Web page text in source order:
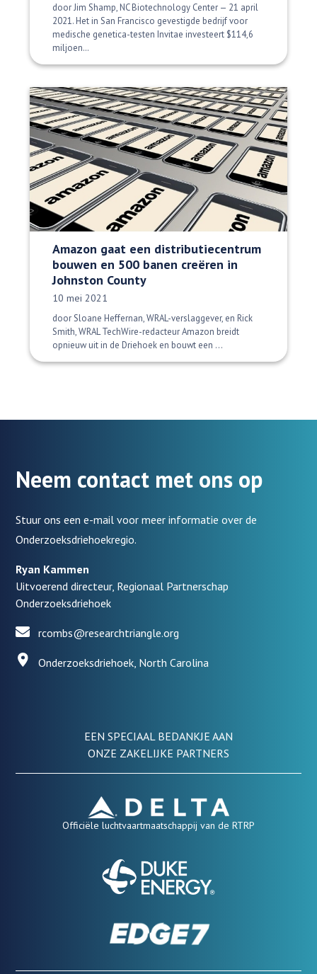
door Jim Shamp, NC Biotechnology Center — 21 april
2021. Het in San Francisco gevestigde bedrijf voor
medische genetica-testen Invitae investeert $114,6
miljoen…
Amazon gaat een distributiecentrum
bouwen en 500 banen creëren in
Johnston County
Datum gepubliceerd:
10 mei 2021
door Sloane Heffernan, WRAL-verslaggever, en Rick
Smith, WRAL TechWire-redacteur Amazon breidt
opnieuw uit in de Driehoek en bouwt een ...
Neem contact met ons op
Stuur ons een e-mail voor meer informatie over de
Onderzoeksdriehoekregio.
Ryan Kammen
Uitvoerend directeur, Regionaal Partnerschap
Onderzoeksdriehoek
rcombs@researchtriangle.org
Onderzoeksdriehoek, North Carolina
EEN SPECIAAL BEDANKJE AAN
ONZE ZAKELIJKE PARTNERS
Officiële luchtvaartmaatschappij van de RTRP